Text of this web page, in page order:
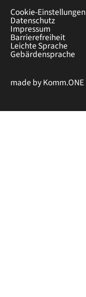
Cookie-Einstellungen
Datenschutz
Impressum
Barrierefreiheit
Leichte Sprache
Gebärdensprache
made byKomm.ONE